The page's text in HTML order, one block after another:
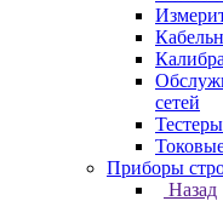
сетей
Приборы
Назад